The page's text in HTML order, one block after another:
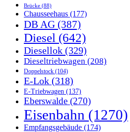
Brücke (88)
Chausseehaus (177)
DB AG (387)
Diesel (642)
Diesellok (329)
Dieseltriebwagen (208)
Doppelstock (104)
E-Lok (318)
E-Triebwagen (137)
Eberswalde (270)
Eisenbahn (1270)
Empfangsgebäude (174)